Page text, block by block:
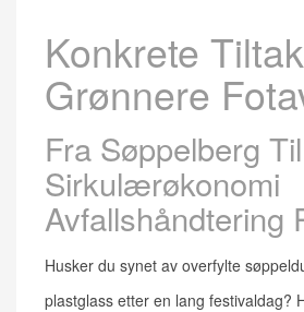
Konkrete
Grønnere
Fra Søppelberg Til
Sirkulærøkonomi
Avfallshåndtering
Husker du synet av overfylte
plastglass etter en lang festivaldag?